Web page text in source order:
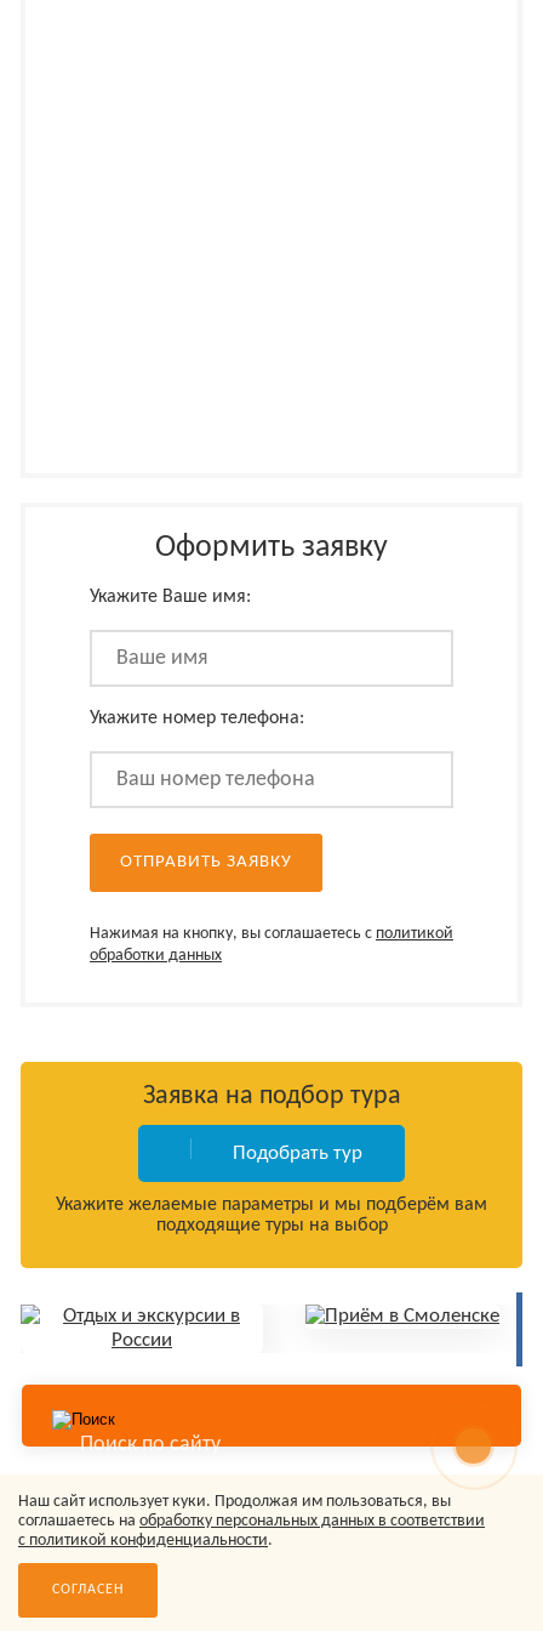
Оформить заявку
Укажите Ваше имя:
Укажите номер телефона:
Нажимая на кнопку, вы соглашаетесь с политикой
обработки данных
Заявка на подбор тура
Подобрать тур
Укажите желаемые параметры и мы подберём вам
подходящие туры на выбор
© Туристическое агентство «Колорит-Тур», 2006-2026
Сайт носит исключительно информационный характер не
является публичной офертой.
Наш сайт использует куки. Продолжая им пользоваться, вы
соглашаетесь на обработку персональных данных в соответствии
с политикой конфиденциальности.
СОГЛАСЕН